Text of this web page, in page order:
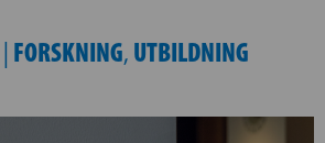
FORSKNING, UTBILDNING